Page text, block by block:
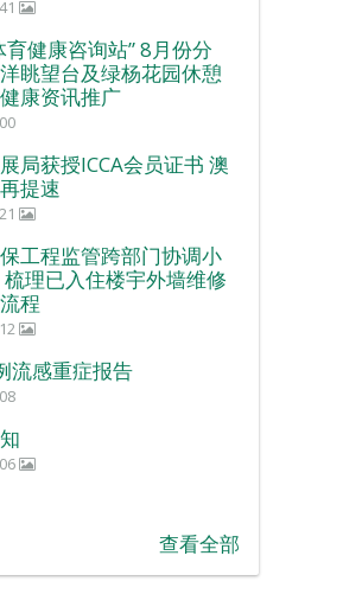
育健康咨询站” 8月份分
眺望台及绿杨花园休憩
康资讯推广
局获授ICCA会员证书 澳
提速
工程监管跨部门协调小
理已入住楼宇外墙维修
程
流感重症报告
查看全部